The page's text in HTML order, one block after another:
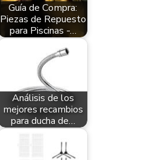
Guía de Compra:
Piezas de Repuesto
para Piscinas -…
Análisis de los
mejores recambios
para ducha de…